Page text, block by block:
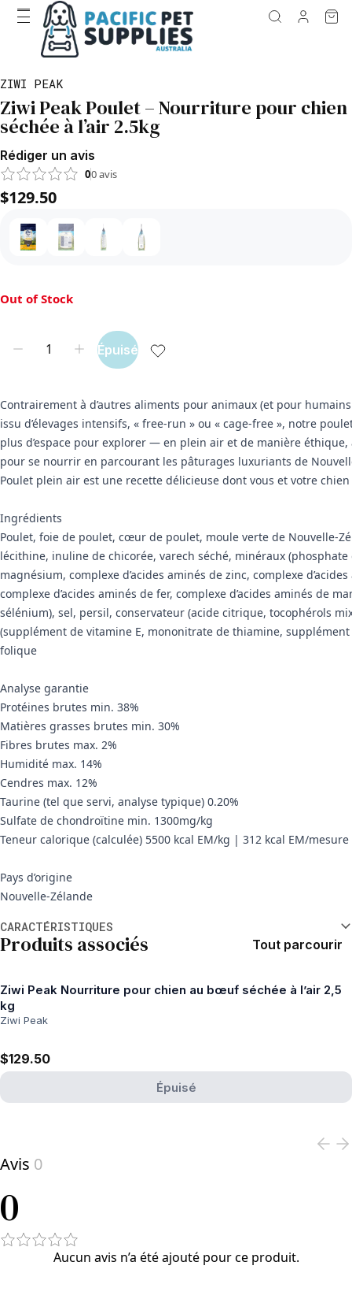
ZIWI PEAK
Ziwi Peak Poulet – Nourriture pour chien
séchée à l’air 2.5kg
Rédiger un avis
00avis
$129.50
Out of Stock
Épuisé
Contrairement à d’autres aliments pour animaux (et pour
issu d’élevages intensifs, « free-run » ou « cage-free », notre
plus d’espace pour explorer — en plein air et de manière éthique,
pour se nourrir en parcourant les pâturages luxuriants de
Poulet plein air est une recette délicieuse dont vous et votre
Ingrédients
Poulet, foie de poulet, cœur de poulet, moule verte de Nouvelle-
lécithine, inuline de chicorée, varech séché, minéraux
magnésium, complexe d’acides aminés de zinc, complexe
complexe d’acides aminés de fer, complexe d’acides aminés de
sélénium), sel, persil, conservateur (acide citrique, tocophérols
(supplément de vitamine E, mononitrate de thiamine,
folique
Analyse garantie
Protéines brutes min. 38%
Matières grasses brutes min. 30%
Fibres brutes max. 2%
Humidité max. 14%
Cendres max. 12%
Taurine (tel que servi, analyse typique) 0.20%
Sulfate de chondroïtine min. 1300mg/kg
Teneur calorique (calculée) 5500 kcal EM/kg | 312 kcal EM/mesure
Pays d’origine
Nouvelle-Zélande
CARACTÉRISTIQUES
Produits associés Tout parcourir
Ziwi Peak Nourriture pour chien au bœuf séchée à l’air 2,5
kg
Ziwi Peak
$129.50
Épuisé
Avis 0
0
Aucun avis n’a été ajouté pour ce produit.